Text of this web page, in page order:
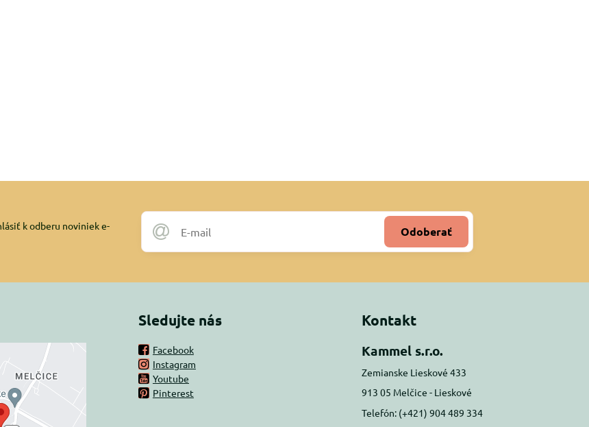
Odoberať
k odberu noviniek e-
je
Sledujte nás
Facebook
Instagram
Youtube
Pinterest
Kontakt
Kammel s.r.o.
Zemianske Lieskové 433
913 05 Melčice - Lieskové
Telefón: (+421) 904 489 334